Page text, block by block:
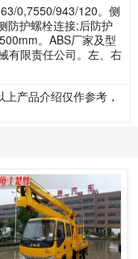
0,7550/943/120。侧
防护螺栓连接;后防护
。ABS厂家及型
有限责任公司。左、右
产品介绍仅作参考，